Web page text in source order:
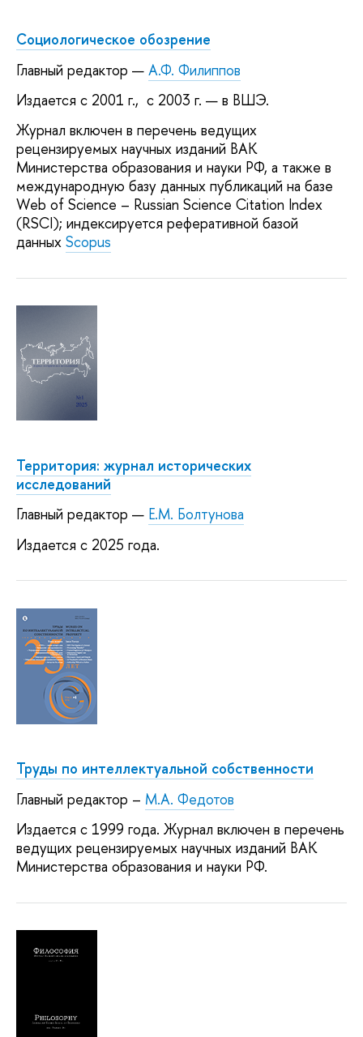
Социологическое обозрение
Главный редактор — А.Ф. Филиппов
Издается с 2001 г., с 2003 г. — в ВШЭ.
Журнал включен в перечень ведущих
рецензируемых научных изданий ВАК
Министерства образования и науки РФ, а также в
международную базу данных публикаций на базе
Web of Science – Russian Science Citation Index
(RSCI); индексируется реферативной базой
данных Scopus
Территория: журнал исторических
исследований
Главный редактор — Е.М. Болтунова
Издается с 2025 года.
Труды по интеллектуальной собственности
Главный редактор – М.А. Федотов
Издается с 1999 года. Журнал включен в перечень
ведущих рецензируемых научных изданий ВАК
Министерства образования и науки РФ.